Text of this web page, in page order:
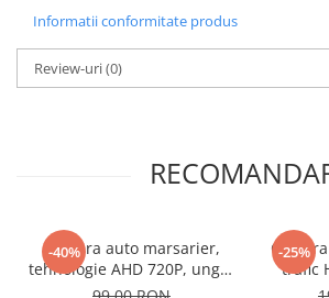
Camera frontala
Accesorii auto
Senzori Parcare
Redresoare Auto
Modulatoare Auto FM
🖥️ Interfață Intuitivă și
Informatii conformitate produs
Review-uri(0)
-40%
Camera auto marsarier,
tehnologie AHD 720P, unghi
170 grade, rezistenta la apa
-25%
trafic